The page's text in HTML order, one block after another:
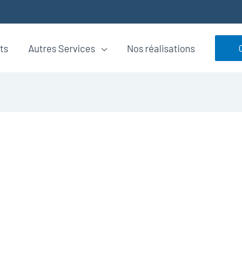
Autres Services Nos réalisations